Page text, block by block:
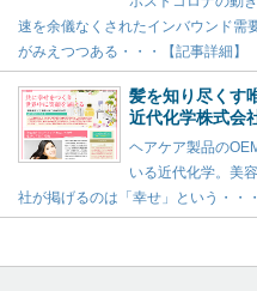
速を余儀なくされたインバウンド需
がみえつつある・・・【記事詳細】
髪を知り尽くす
近代化学株式会
ヘアケア製品の
いる近代化学。美
社が掲げるのは「幸せ」という・・